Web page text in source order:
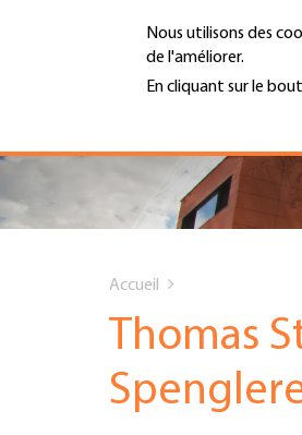
Nous utilisons des
de l'améliorer.
En cliquant sur le
PORTRAIT
SERVICES
INFOTHÈQUE
AFFILIATION
MENU
are
here
Accueil
Thomas